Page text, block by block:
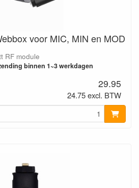
voor MIC, MIN en MOD
RF module
binnen 1~3 werkdagen
29.95
24.75 excl. BTW